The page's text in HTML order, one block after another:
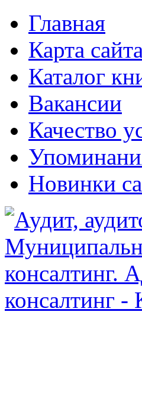
Главная
Карта сайта
Каталог
Вакансии
Качество
Новинки